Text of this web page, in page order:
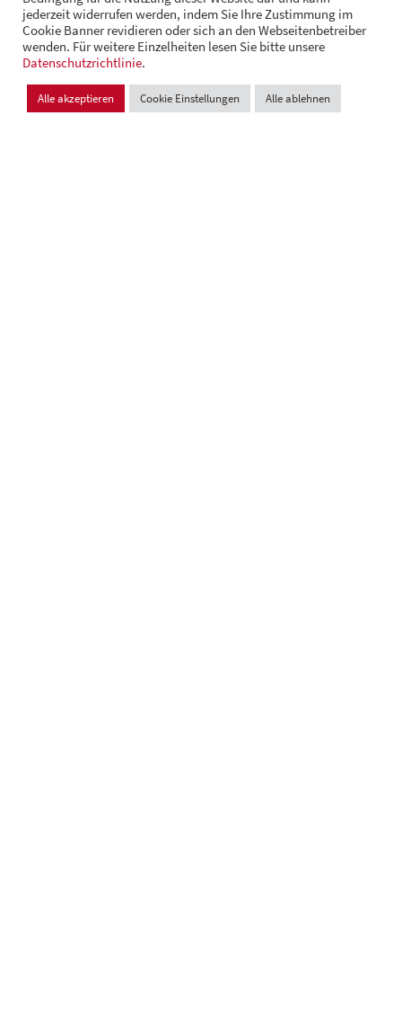
© Andrä Consulting Datenschutz
Cookie Einstellungen
Design und Entwicklung:VI BRAND STUDIOS
jederzeit widerrufen werden, indem Sie Ihre Zustimmung im
Cookie Banner revidieren oder sich an den Webseitenbetreiber
wenden. Für weitere Einzelheiten lesen Sie bitte unsere
Datenschutzrichtlinie.
Alle akzeptieren Cookie Einstellungen Alle ablehnen